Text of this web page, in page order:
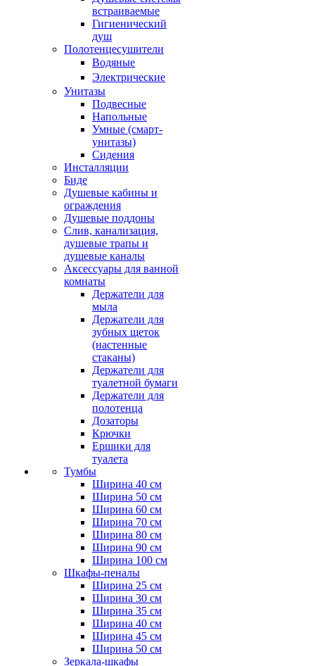
встраиваемые
Гигиенический
душ
Полотенцесушители
ㅤВодяные
ㅤЭлектрические
Унитазы
Подвесные
Напольные
Умные (смарт-
унитазы)
Сидения
Инсталляции
Биде
Душевые кабины и
ограждения
Душевые поддоны
Слив, канализация,
душевые трапы и
душевые каналы
Аксессуары для ванной
комнаты
Держатели для
мыла
Держатели для
зубных щеток
(настенные
стаканы)
Держатели для
туалетной бумаги
Держатели для
полотенца
Дозаторы
Крючки
Ершики для
туалета
Тумбы
Ширина 40 см
Ширина 50 см
Ширина 60 см
Ширина 70 см
Ширина 80 см
Ширина 90 см
Ширина 100 см
Шкафы-пеналы
Ширина 25 см
Ширина 30 см
Ширина 35 см
Ширина 40 см
Ширина 45 см
Ширина 50 см
Зеркала-шкафы